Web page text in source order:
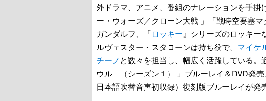
外ドラマ、アニメ、番組のナレーションを手掛
ー・ウォーズ／クローン大戦 」「戦時空要塞
ガンダルフ、『ロッキー』シリーズのロッキー
ルヴェスター・スタローンは持ち役で、 マイケ
チーノ と数々を担当し、幅広く活躍している
ウル （シーズン１） 」ブルーレイ＆DVD発
日本語吹替音声初収録）復刻版ブルーレイが発売